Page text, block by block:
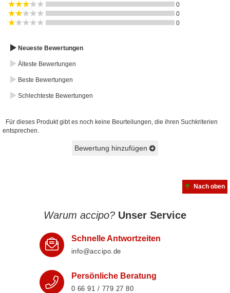
0
0
0
Neueste Bewertungen
Älteste Bewertungen
Beste Bewertungen
Schlechteste Bewertungen
Für dieses Produkt gibt es noch keine Beurteilungen, die ihren Suchkriterien
entsprechen.
Bewertung hinzufügen
Nach oben
Warum accipo? Unser Service
Schnelle Antwortzeiten
info@accipo.de
Persönliche Beratung
0 66 91 / 779 27 80